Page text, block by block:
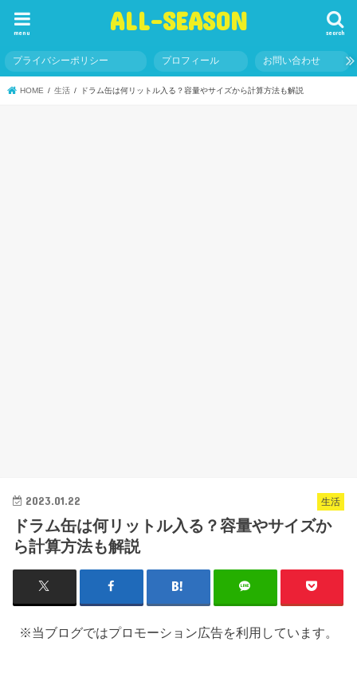
ALL-SEASON search
menu
プライバシーポリシー プロフィール お問い合わせ
HOME 生活 ドラム缶は何リットル入る？容量やサイズから計算方法も解説
生活
2023.01.22
ドラム缶は何リットル入る？容量やサイズか
ら計算方法も解説
※当ブログではプロモーション広告を利用しています。